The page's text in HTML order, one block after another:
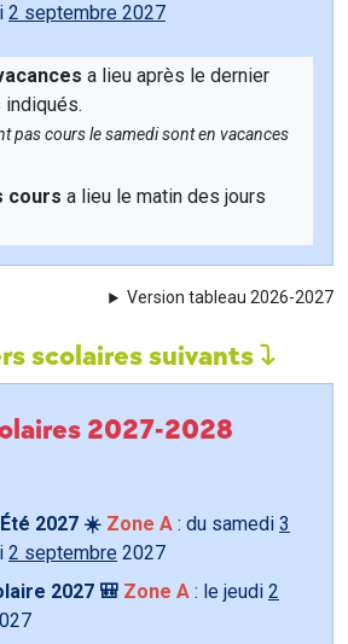
2 septembre 2027
a lieu après le dernier
pas cours le samedi sont en vacances
cours a lieu le matin des jours
Version tableau 2026-2027
scolaires suivants
2027-2028
2027 ☀️ Zone A : du samedi 3
2 septembre 2027
2027 🎒 Zone A : le jeudi 2